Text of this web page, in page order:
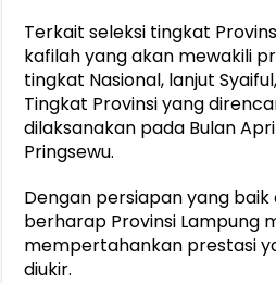
Terkait seleksi tingkat
kafilah yang akan mewakili
tingkat Nasional, lanjut
Tingkat Provinsi yang
dilaksanakan pada Bulan
Pringsewu.
Dengan persiapan yang
berharap Provinsi Lampung
mempertahankan prestasi
diukir.